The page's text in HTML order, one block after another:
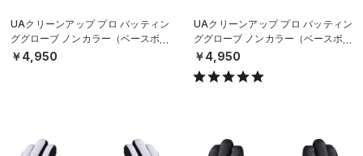
UAクリーンアップ プロ バッティン
ググローブ ノンカラー（ベースボー
ル/MEN）
￥4,950
UAクリーンアップ プロ バッティン
ググローブ ノンカラー（ベースボー
ル/MEN）
￥4,950